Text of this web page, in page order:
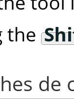
the
de